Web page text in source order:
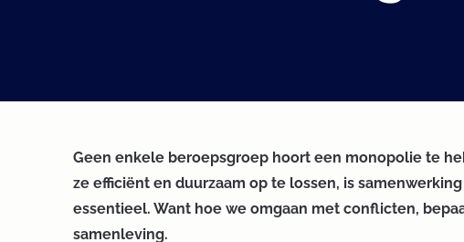
Geen enkele beroepsgroep hoort een monopolie te
ze efficiënt en duurzaam op te lossen, is
essentieel. Want hoe we omgaan met conflicten,
samenleving.